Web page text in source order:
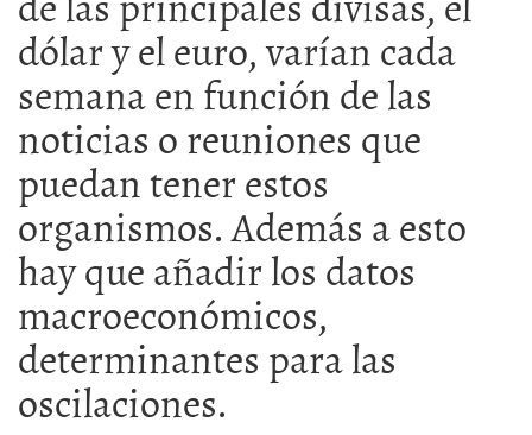
dólar y el euro, varían cada
semana en función de las
noticias o reuniones que
puedan tener estos
organismos. Además a esto
hay que añadir los datos
macroeconómicos,
determinantes para las
oscilaciones.